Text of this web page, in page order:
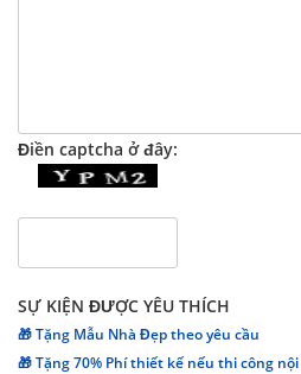
Điền captcha ở đây:
SỰ KIỆN ĐƯỢC YÊU THÍCH
🎁 Tặng Mẫu Nhà Đẹp theo yêu cầu
🎁 Tặng 70% Phí thiết kế nếu thi công